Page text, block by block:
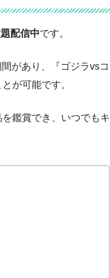
配信中です。
があり、『ゴジラvsコ
が可能です。
鑑賞でき、いつでもキ